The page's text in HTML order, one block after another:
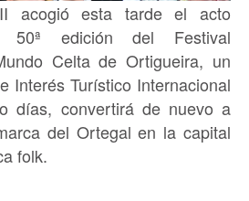
acogió esta tarde el acto
edición del Festival
Celta de Ortigueira, un
Interés Turístico Internacional
días, convertirá de nuevo a
del Ortegal en la capital
folk.